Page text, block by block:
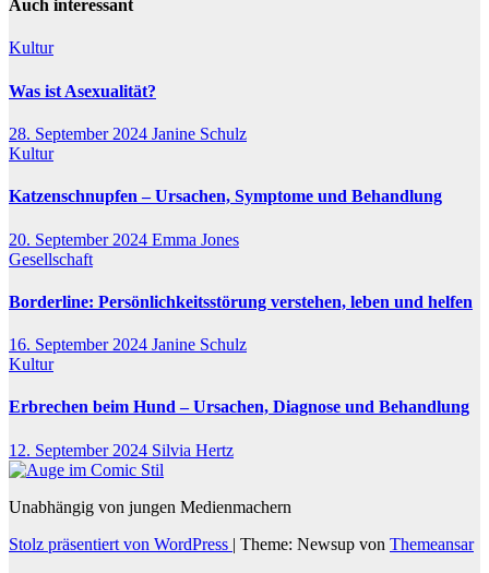
Auch interessant
Kultur
Was ist Asexualität?
28. September 2024 Janine Schulz
Kultur
Katzenschnupfen – Ursachen, Symptome und Behandlung
20. September 2024 Emma Jones
Gesellschaft
Borderline: Persönlichkeitsstörung verstehen, leben und helfen
16. September 2024 Janine Schulz
Kultur
Erbrechen beim Hund – Ursachen, Diagnose und Behandlung
12. September 2024 Silvia Hertz
Unabhängig von jungen Medienmachern
Stolz präsentiert von WordPress | Theme: Newsup von Themeansar